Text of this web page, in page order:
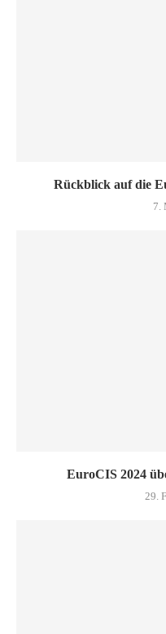
Rückblick auf die
7.
EuroCIS 2024
29.